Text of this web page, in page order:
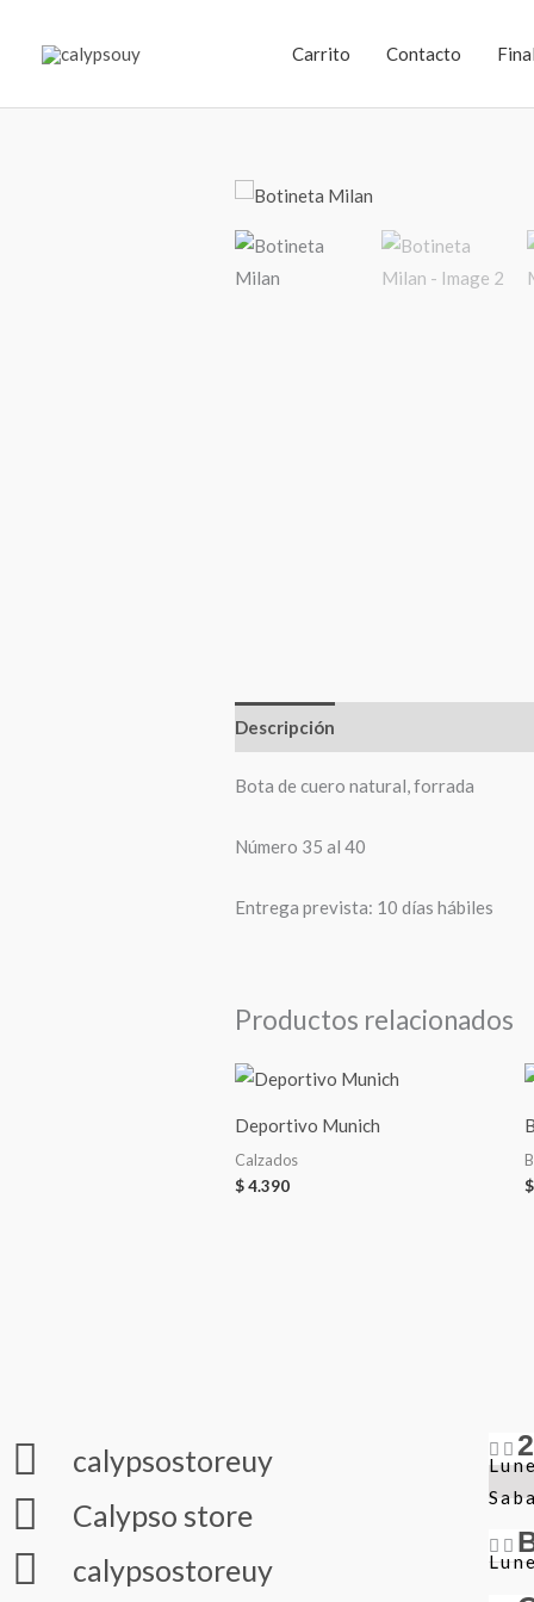
Carrito Contacto
Descripción
Bota de cuero natural, forrada
Número 35 al 40
Entrega prevista: 10 días hábiles
Productos relacionados
Deportivo Munich
Calzados
$4.390
$
calypsostoreuy
Calypso store
calypsostoreuy